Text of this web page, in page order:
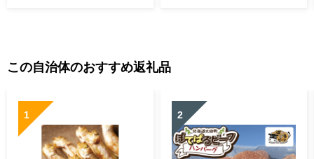
この自治体のおすすめ返礼品
1 2